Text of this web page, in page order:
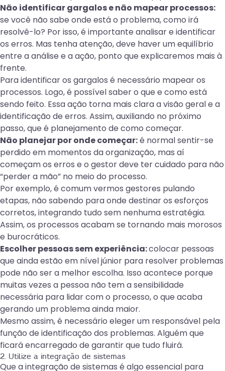
Não identificar gargalos e não mapear processos:
se você não sabe onde está o problema, como irá
resolvê-lo? Por isso, é importante analisar e identificar
os erros. Mas tenha atenção, deve haver um equilíbrio
entre a análise e a ação, ponto que explicaremos mais à
frente.
Para identificar os gargalos é necessário mapear os
processos. Logo, é possível saber o que e como está
sendo feito. Essa ação torna mais clara a visão geral e a
identificação de erros. Assim, auxiliando no próximo
passo, que é planejamento de como começar.
Não planejar por onde começar:é normal sentir-se
perdido em momentos da organização, mas aí
começam os erros e o gestor deve ter cuidado para não
“perder a mão” no meio do processo.
Por exemplo, é comum vermos gestores pulando
etapas, não sabendo para onde destinar os esforços
corretos, integrando tudo sem nenhuma estratégia.
Assim, os processos acabam se tornando mais morosos
e burocráticos.
Escolher pessoas sem experiência:colocar pessoas
que ainda estão em nível júnior para resolver problemas
pode não ser a melhor escolha. Isso acontece porque
muitas vezes a pessoa não tem a sensibilidade
necessária para lidar com o processo, o que acaba
gerando um problema ainda maior.
Mesmo assim, é necessário eleger um responsável pela
função de identificação dos problemas. Alguém que
ficará encarregado de garantir que tudo fluirá.
2. Utilize a integração de sistemas
Que aintegração de sistemas é algo essencial para